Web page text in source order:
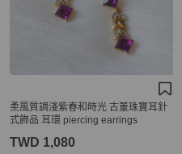
柔風質調淺紫春和時光 古董珠寶耳針
式飾品 耳環 piercing earrings
TWD 1,080